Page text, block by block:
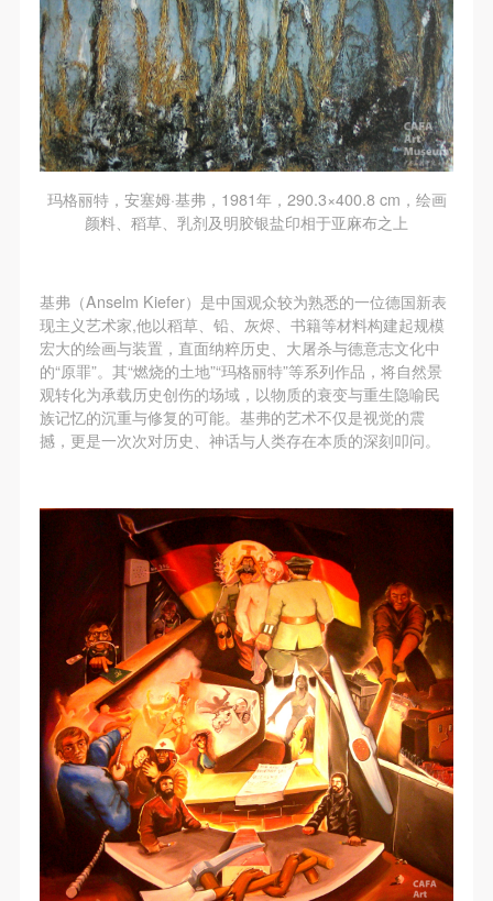
玛格丽特，安塞姆·基弗，1981年，290.3×400.8 cm，绘画
颜料、稻草、乳剂及明胶银盐印相于亚麻布之上
基弗（Anselm Kiefer）是中国观众较为熟悉的一位德国新表
现主义艺术家,他以稻草、铅、灰烬、书籍等材料构建起规模
宏大的绘画与装置，直面纳粹历史、大屠杀与德意志文化中
的“原罪”。其“燃烧的土地”“玛格丽特”等系列作品，将自然景
观转化为承载历史创伤的场域，以物质的衰变与重生隐喻民
族记忆的沉重与修复的可能。基弗的艺术不仅是视觉的震
撼，更是一次次对历史、神话与人类存在本质的深刻叩问。